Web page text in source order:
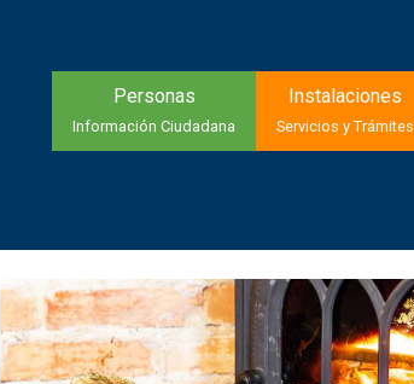
Personas
Información Ciudadana
Instalaciones
Servicios y Trámites